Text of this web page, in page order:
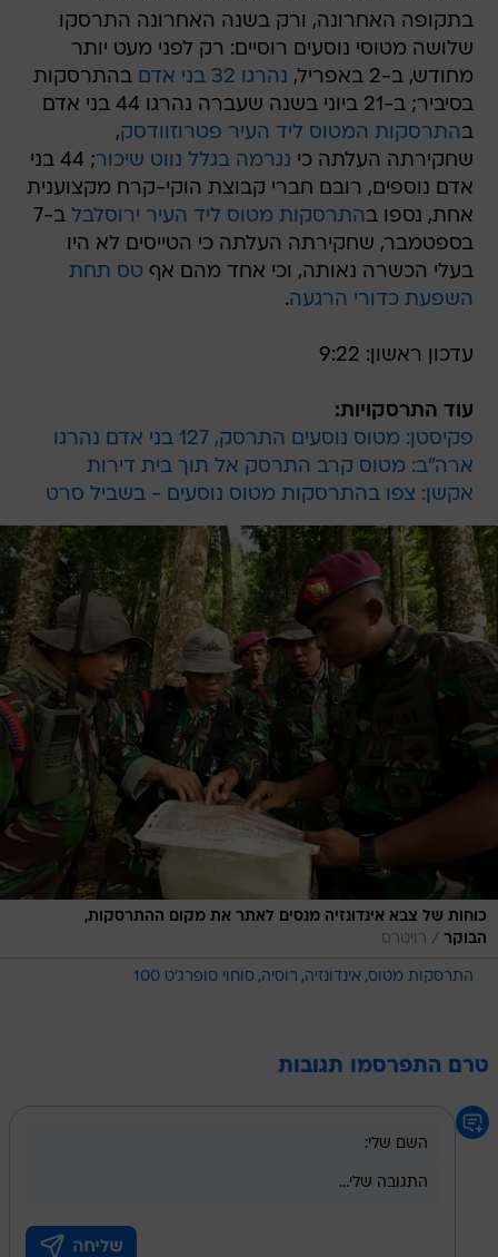
בתקופה האחרונה, ורק בשנה האחרונה התרסקו
שלושה מטוסי נוסעים רוסיים: רק לפני מעט יותר
מחודש, ב-2 באפריל,
נהרגו 32 בני אדם
בהתרסקות
בסיביר; ב-21 ביוני בשנה שעברה נהרגו 44 בני אדם
בהתרסקות המטוס ליד העיר פטרוזוודסק,
שחקירתה העלתה כי נגרמה בגלל נווט שיכור
; 44 בני
אדם נוספים, רובם חברי קבוצת הוקי-קרח מקצוענית
אחת, נספו בהתרסקות מטוס ליד העיר ירוסלבל
ב-7
בספטמבר, שחקירתה העלתה כי הטייסים לא היו
בעלי הכשרה נאותה, וכי אחד מהם אף טס תחת
השפעת כדורי הרגעה.
עדכון ראשון: 9:22
עוד התרסקויות:
פקיסטן: מטוס נוסעים התרסק, 127 בני אדם נהרגו
ארה"ב: מטוס קרב התרסק אל תוך בית דירות
אקשן: צפו בהתרסקות מטוס נוסעים - בשביל סרט
כוחות של צבא אינדונזיה מנסים לאתר את מקום ההתרסקות,
הבוקר / רויטרס
התרסקות מטוס אינדונזיה רוסיה סוחוי סופרג'ט 100
טרם התפרסמו תגובות